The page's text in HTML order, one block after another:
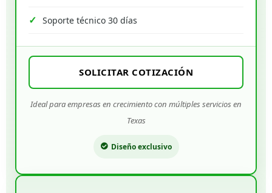
Soporte técnico 30 días
SOLICITAR COTIZACIÓN
Ideal para empresas en crecimiento con múltiples servicios en
Texas
Diseño exclusivo